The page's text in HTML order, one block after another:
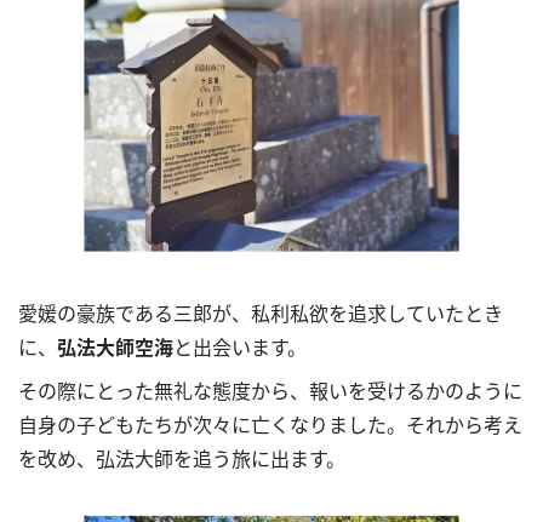
愛媛の豪族である三郎が、私利私欲を追求していたとき
に、 弘法大師空海と出会います。
その際にとった無礼な態度から、報いを受けるかのように
自身の子どもたちが次々に亡くなりました。それから考え
を改め、弘法大師を追う旅に出ます。